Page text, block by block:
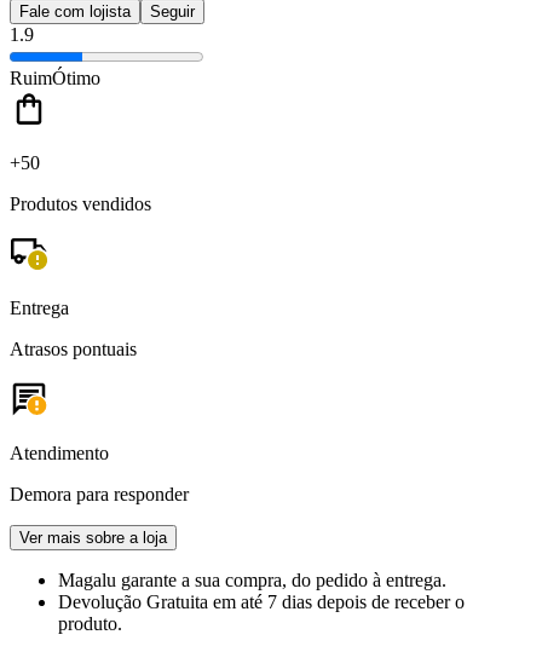
Fale com lojista Seguir
1.9
RuimÓtimo
+50
Produtos vendidos
Entrega
Atrasos pontuais
Atendimento
Demora para responder
Ver mais sobre a loja
Magalu garante a sua compra, do pedido à entrega.
Devolução Gratuita em até 7 dias depois de receber o
produto.